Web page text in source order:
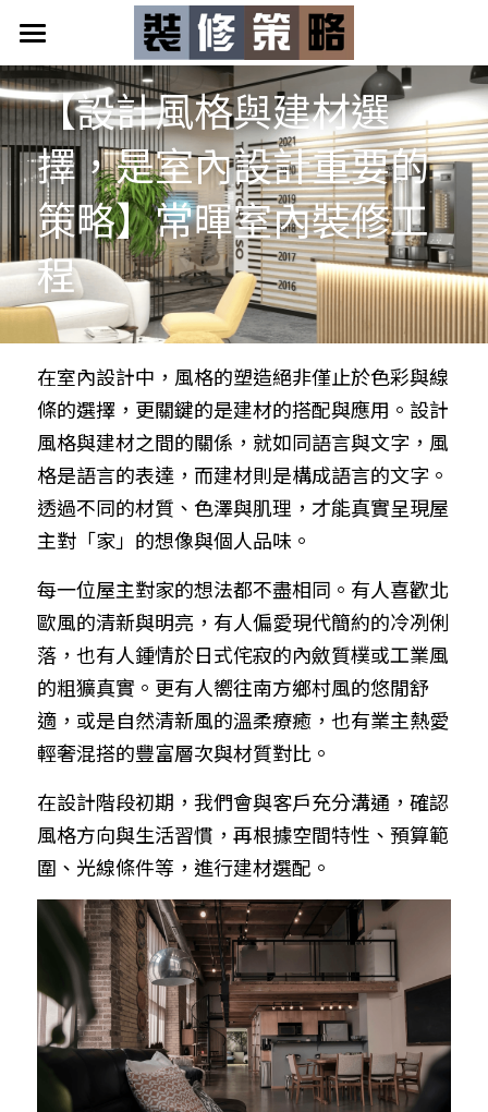
首頁
專案。投資
居家產業好能量
裝修策略新聞
【設計風格與建材選
擇，是室內設計重要的
策略】常暉室內裝修工
程
在室內設計中，風格的塑造絕非僅止於色彩與線
條的選擇，更關鍵的是建材的搭配與應用。設計
風格與建材之間的關係，就如同語言與文字，風
格是語言的表達，而建材則是構成語言的文字。
透過不同的材質、色澤與肌理，才能真實呈現屋
主對「家」的想像與個人品味。
每一位屋主對家的想法都不盡相同。有人喜歡北
歐風的清新與明亮，有人偏愛現代簡約的冷冽俐
落，也有人鍾情於日式侘寂的內斂質樸或工業風
的粗獷真實。更有人嚮往南方鄉村風的悠閒舒
適，或是自然清新風的溫柔療癒，也有業主熱愛
輕奢混搭的豐富層次與材質對比。
在設計階段初期，我們會與客戶充分溝通，確認
風格方向與生活習慣，再根據空間特性、預算範
圍、光線條件等，進行建材選配。